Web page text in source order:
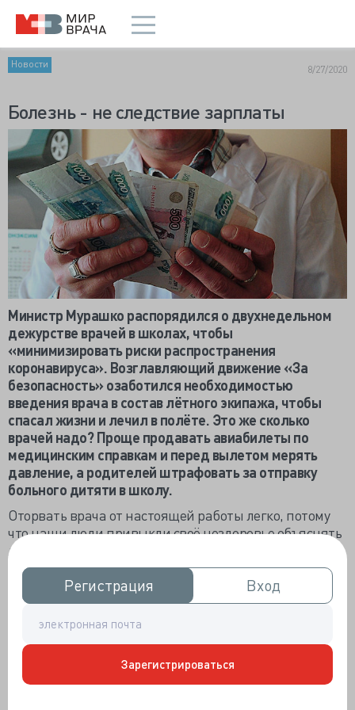
Регистрация
Регистрация Вход
Вход
Зарегистрироваться
Новости 8/27/2020
Болезнь - не следствие зарплаты
Министр Мурашко распорядился о двухнедельном
дежурстве врачей в школах, чтобы
«минимизировать риски распространения
коронавируса». Возглавляющий движение «За
безопасность» озаботился необходимостью
введения врача в состав лётного экипажа, чтобы
спасал жизни и лечил в полёте. Это же сколько
врачей надо? Проще продавать авиабилеты по
медицинским справкам и перед вылетом мерять
давление, а родителей штрафовать за отправку
больного дитяти в школу.
Оторвать врача от настоящей работы легко, потому
что наши люди привыкли своё нездоровье объяснять
либо «простудой», либо «врачебной ошибкой».
Автотравма снесла полголовы, умер через несколько
часов в больнице, однозначно, что криворукие и
бестолковые угробили из-за убогости своих знаний.
Агрессивно худеющий впал в гипогликемическую
кому, блин, отравили, а врачи не способны поставить
диагноз и всё врут. (Очень хочется обличителей
врачей оставить в болезни один на один с природой,
чтобы осознали её неуёмную мощь)